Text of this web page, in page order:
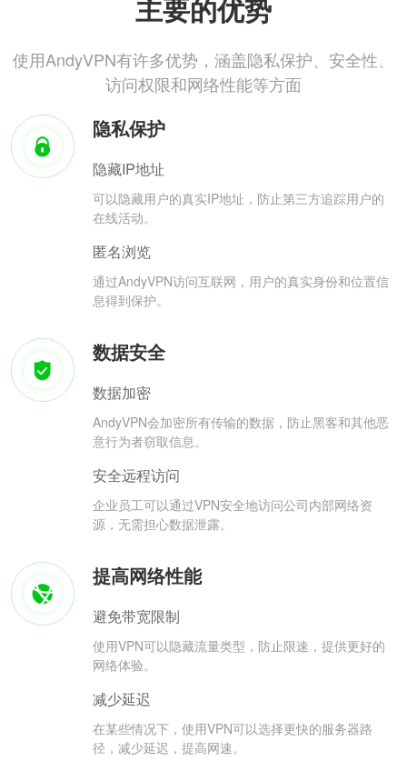
主要的优势
使用AndyVPN有许多优势，涵盖隐私保护、安全性、
访问权限和网络性能等方面
隐私保护
隐藏IP地址
可以隐藏用户的真实IP地址，防止第三方追踪用户的
在线活动。
匿名浏览
通过AndyVPN访问互联网，用户的真实身份和位置信
息得到保护。
数据安全
数据加密
AndyVPN会加密所有传输的数据，防止黑客和其他恶
意行为者窃取信息。
安全远程访问
企业员工可以通过VPN安全地访问公司内部网络资
源，无需担心数据泄露。
提高网络性能
避免带宽限制
使用VPN可以隐藏流量类型，防止限速，提供更好的
网络体验。
减少延迟
在某些情况下，使用VPN可以选择更快的服务器路
径，减少延迟，提高网速。